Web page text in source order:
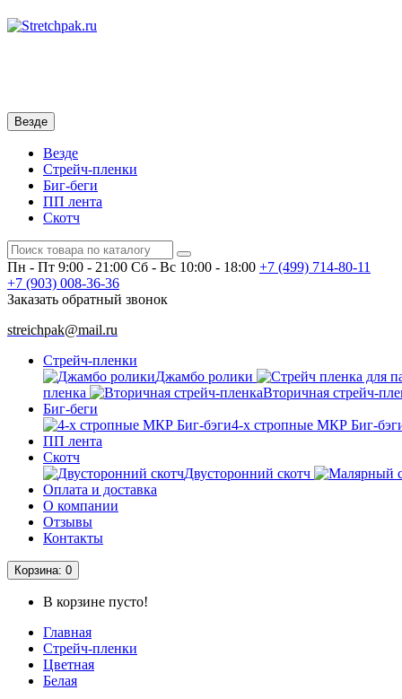
Везде
Везде
Стрейч-пленки
Биг-беги
ПП лента
Скотч
Пн - Пт 9:00 - 21:00 Сб - Вс 10:00 - 18:00 +7 (499) 714-80-11
+7 (903) 008-36-36
Заказать обратный звонок
streichpak@mail.ru
Стрейч-пленки
Джамбо ролики
пленка
Вторичная стрейч-
Биг-беги
4-х стропные МКР Биг-
ПП лента
Скотч
Двусторонний скотч
Оплата и доставка
О компании
Отзывы
Контакты
Корзина: 0
В корзине пусто!
Главная
Стрейч-пленки
Цветная
Белая